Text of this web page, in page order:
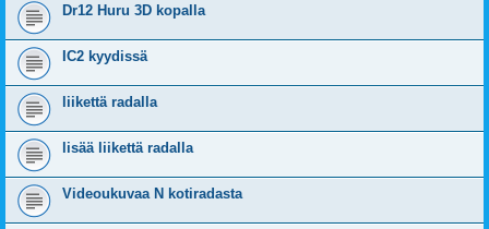
Dr12 Huru 3D kopalla
IC2 kyydissä
liikettä radalla
lisää liikettä radalla
Videoukuvaa N kotiradasta